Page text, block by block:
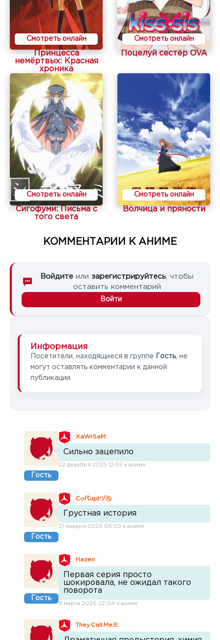
Смотреть онлайн
Принцесса
немёртвых: Красная
хроника
Смотреть онлайн
Поцелуй сестёр OVA
Смотреть онлайн
Сигофуми: Письма с
того света
Смотреть онлайн
Волчица и пряности
КОММЕНТАРИИ К АНИМЕ
Войдите или зарегистрируйтесь , чтобы
оставить комментарий
Войти
Информация
Посетители, находящиеся в группе Гость, не
могут оставлять комментарии к данной
публикации.
Гость
XaWrSaM
Сильно зацепило
22 декабря 2025 12:59 к аниме
Гость
Co☈uptヅ㊈
Грустная история
21 января 2026 05:50 к аниме
Гость
Hazen
Первая серия просто
шокировала, не ожидал такого
поворота
8 марта 2026 22:04 к аниме
They.Call.Me.E